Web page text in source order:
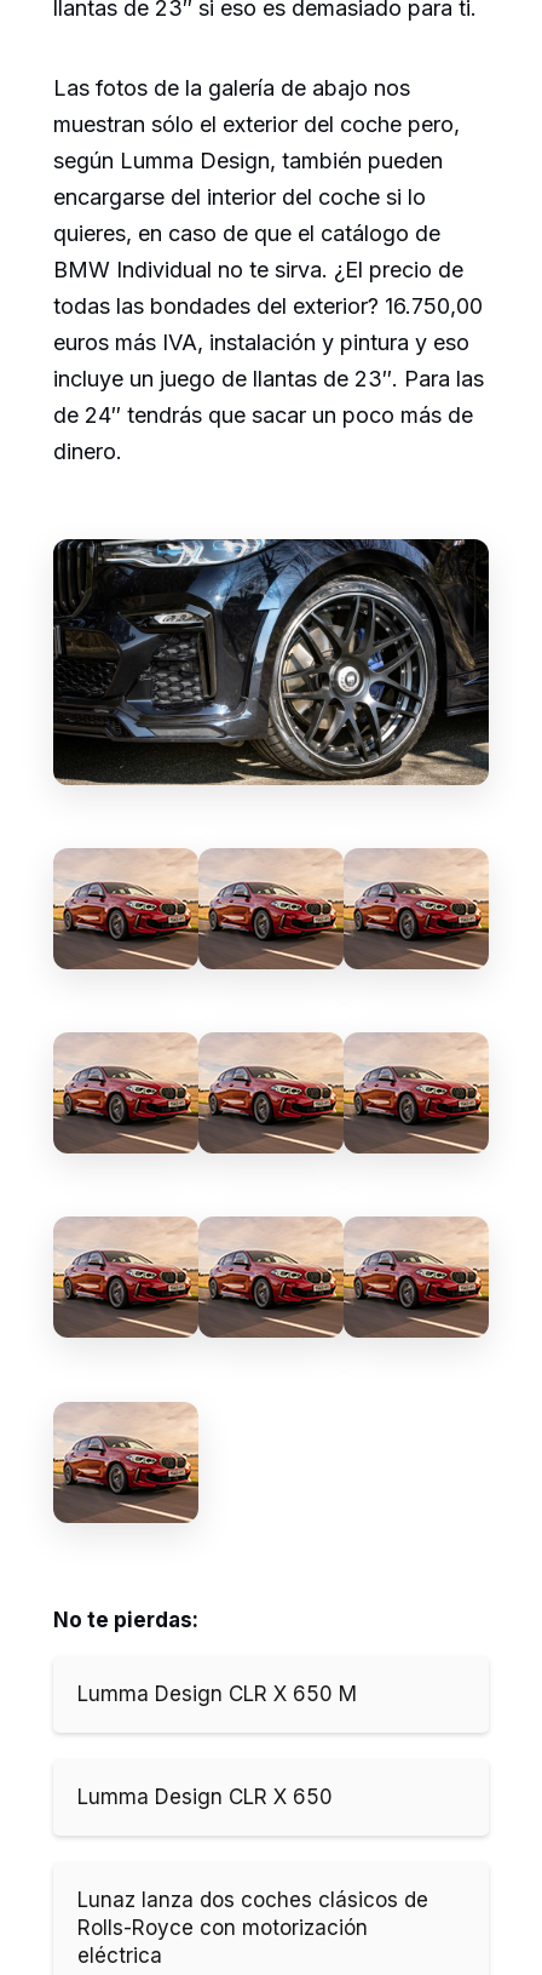
llantas de 23″ si eso es demasiado para ti.
Las fotos de la galería de abajo nos
muestran sólo el exterior del coche pero,
según Lumma Design, también pueden
encargarse del interior del coche si lo
quieres, en caso de que el catálogo de
BMW Individual no te sirva. ¿El precio de
todas las bondades del exterior? 16.750,00
euros más IVA, instalación y pintura y eso
incluye un juego de llantas de 23″. Para las
de 24″ tendrás que sacar un poco más de
dinero.
No te pierdas:
Lumma Design CLR X 650 M
Lumma Design CLR X 650
Lunaz lanza dos coches clásicos de
Rolls-Royce con motorización
eléctrica